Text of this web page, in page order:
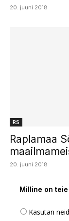
20. juuni 2018
RS
Raplamaa
20. juuni 2018
Milline on
Kasutan